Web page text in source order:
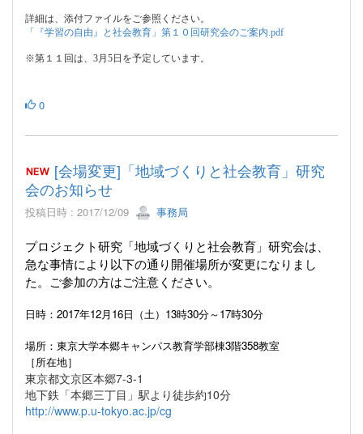
詳細は、添付ファイルをご参照ください。
「『学習の自由』と社会教育」第１０回研究会のご案内.pdf
※第１１回は、 3月 5日を予定しています。
0
[会場変更]「地域づくりと社会教育」研究
会のお知らせ
投稿日時 : 2017/12/09 事務局
プロジェクト研究「地域づくりと社会教育」研究会は、
急な事情により以下の通り開催場所が変更になりまし
た。 ご参加の方はご注意ください。
日時：2017年12月16日（土）13時30分～17時30分
場所： 東京大学本郷キャンパス教育学部棟3階358教室
［所在地］
東京都文京区本郷7‐3‐1
地下鉄「本郷三丁目」駅より徒歩約10分
http://www.p.u-tokyo.ac.jp/cg